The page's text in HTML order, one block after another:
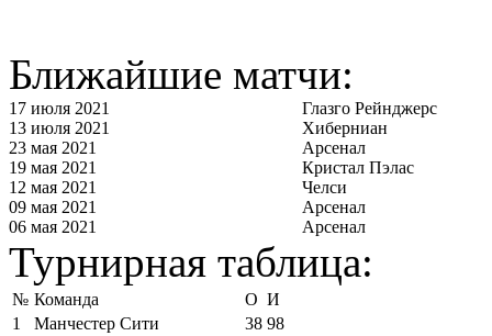
Ближайшие матчи:
17 июля 2021
Глазго Рейнджерс
13 июля 2021
Хиберниан
23 мая 2021
Арсенал
19 мая 2021
Кристал Пэлас
12 мая 2021
Челси
09 мая 2021
Арсенал
06 мая 2021
Арсенал
Турнирная таблица:
№ Команда О И
1
Манчестер Сити 38 98